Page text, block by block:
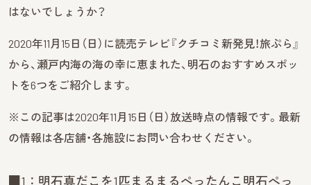
はないでしょうか？
2020年11月15日（日）に読売テレビ『クチコミ新発見！旅ぷら』
から、瀬戸内海の海の幸に恵まれた、明石のおすすめスポッ
トを6つをご紹介します。
※この記事は2020年11月15日（日）放送時点の情報です。最新
の情報は各店舗・各施設にお問い合わせください。
■1：明石真だこを1匹まるまるぺったんこ明石ぺっ